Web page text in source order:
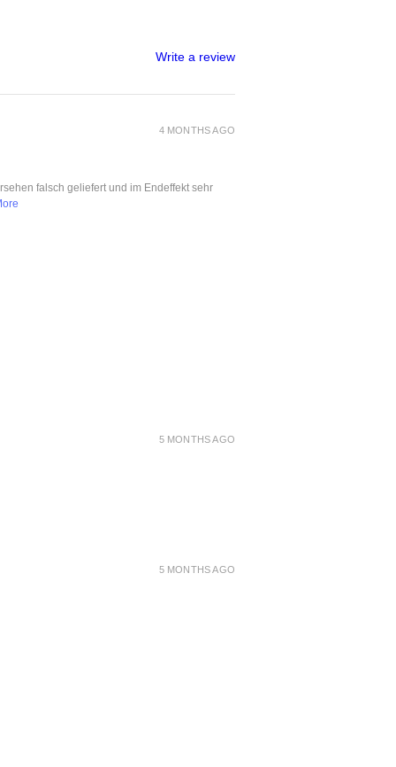
Write a review
4 MONTHS AGO
falsch geliefert und im Endeffekt sehr
5 MONTHS AGO
5 MONTHS AGO